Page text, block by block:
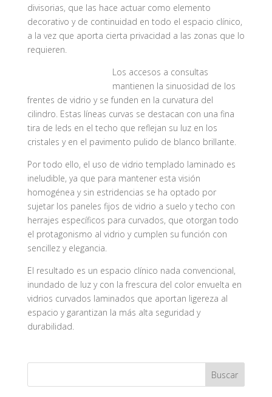
divisorias, que las hace actuar como elemento
decorativo y de continuidad en todo el espacio clínico,
a la vez que aporta cierta privacidad a las zonas que lo
requieren.
Los accesos a consultas
mantienen la sinuosidad de los
frentes de vidrio y se funden en la curvatura del
cilindro. Estas líneas curvas se destacan con una fina
tira de leds en el techo que reflejan su luz en los
cristales y en el pavimento pulido de blanco brillante.
Por todo ello, el uso de vidrio templado laminado es
ineludible, ya que para mantener esta visión
homogénea y sin estridencias se ha optado por
sujetar los paneles fijos de vidrio a suelo y techo con
herrajes específicos para curvados, que otorgan todo
el protagonismo al vidrio y cumplen su función con
sencillez y elegancia.
El resultado es un espacio clínico nada convencional,
inundado de luz y con la frescura del color envuelta en
vidrios curvados laminados que aportan ligereza al
espacio y garantizan la más alta seguridad y
durabilidad.